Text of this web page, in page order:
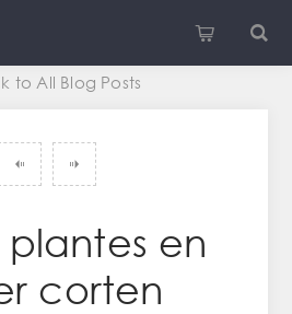
to All Blog Posts
en
corten